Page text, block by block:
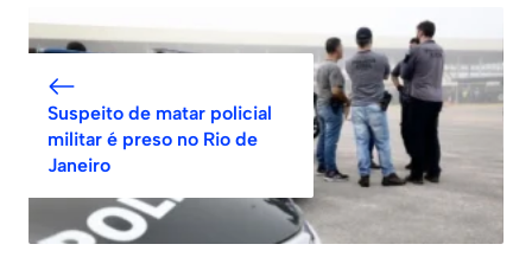
Suspeito de matar policial
militar é preso no Rio de
Janeiro